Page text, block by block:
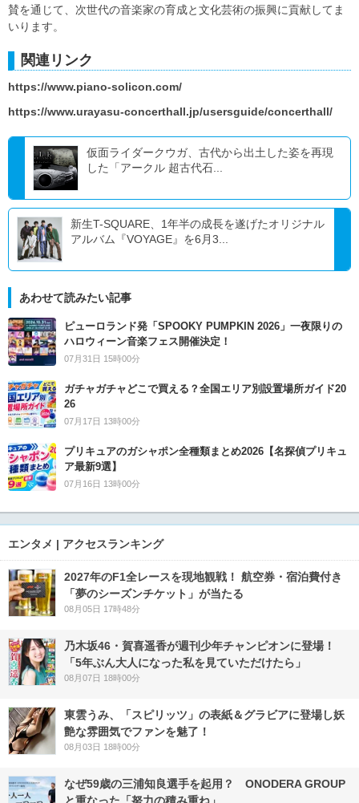
賛を通じて、次世代の音楽家の育成と文化芸術の振興に貢献してま
いります。
関連リンク
https://www.piano-solicon.com/
https://www.urayasu-concerthall.jp/usersguide/concerthall/
仮面ライダークウガ、古代から出土した姿を再現
した「アークル 超古代石...
新生T-SQUARE、1年半の成長を遂げたオリジナル
アルバム『VOYAGE』を6月3...
あわせて読みたい記事
ピューロランド発「SPOOKY PUMPKIN 2026」一夜限りの
ハロウィーン音楽フェス開催決定！
07月31日 15時00分
ガチャガチャどこで買える？全国エリア別設置場所ガイド20
26
07月17日 13時00分
プリキュアのガシャポン全種類まとめ2026【名探偵プリキュ
ア最新9選】
07月16日 13時00分
エンタメ | アクセスランキング
2027年のF1全レースを現地観戦！ 航空券・宿泊費付き
「夢のシーズンチケット」が当たる
08月05日 17時48分
乃木坂46・賀喜遥香が週刊少年チャンピオンに登場！
「5年ぶん大人になった私を見ていただけたら」
08月07日 18時00分
東雲うみ、「スピリッツ」の表紙＆グラビアに登場し妖
艶な雰囲気でファンを魅了！
08月03日 18時00分
なぜ59歳の三浦知良選手を起用？ ONODERA GROUP